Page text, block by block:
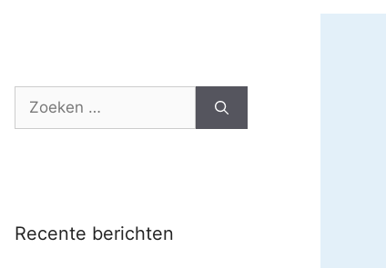
Zoek
Recente berichten